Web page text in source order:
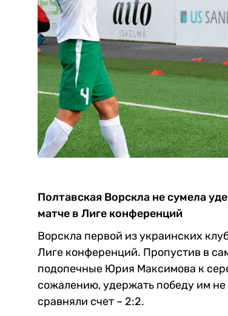
Полтавская Ворскла не сумела
матче в Лиге конференций
Ворскла первой из украинских
Лиге конференций. Пропустив в
подопечные Юрия Максимова к
сожалению, удержать победу им
сравняли счет – 2:2.